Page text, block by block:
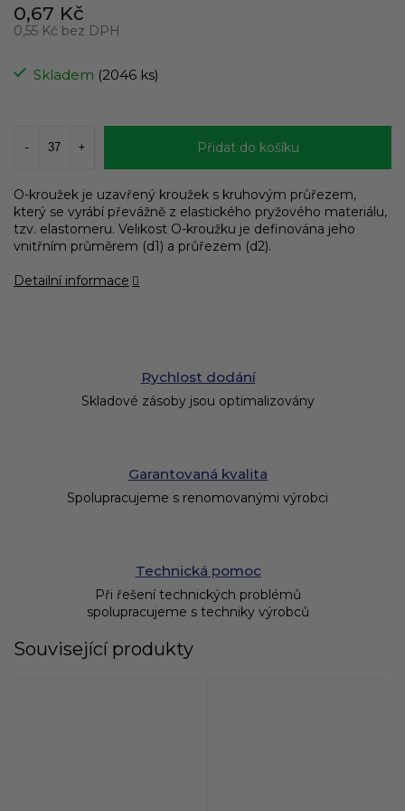
0,67 Kč
0,55 Kč bez DPH
cena:Skladem (2046 ks)
Přidat do košíku
O-kroužek je uzavřený kroužek s kruhovým průřezem,
který se vyrábí převážně z elastického pryžového materiálu,
tzv. elastomeru. Velikost O-kroužku je definována jeho
vnitřním průměrem (d1) a průřezem (d2).
Detailní informace
Rychlost dodání
Skladové zásoby jsou optimalizovány
Garantovaná kvalita
Spolupracujeme s renomovanými výrobci
Technická pomoc
Při řešení technických problémů
spolupracujeme s techniky výrobců
Související produkty